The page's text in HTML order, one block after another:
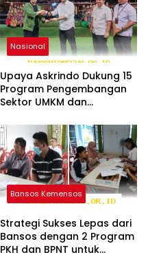
Nasional
Upaya Askrindo Dukung 15
Program Pengembangan
Sektor UMKM dan
Bansos Kemensos
Strategi Sukses Lepas dari
Bansos dengan 2 Program
PKH dan BPNT untuk